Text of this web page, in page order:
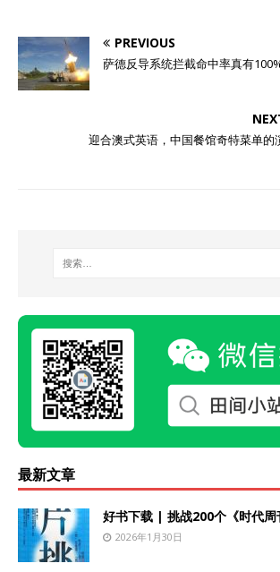
PREVIOUS
萨德反导系统拦截命中率真有
迎合澳式英语，中国餐馆奇特菜单的
最新文章
好书下载 | 挑战200个《时代周
2026年1月30日